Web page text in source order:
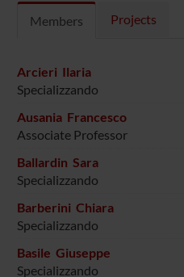
Members Projects
Arcieri Ilaria
Specializzando
Ausania Francesco
Associate Professor
Ballardin Sara
Specializzando
Barberini Chiara
Specializzando
Basile Giuseppe
Specializzando